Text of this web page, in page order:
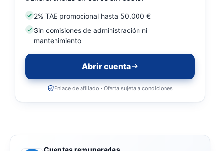
2% TAE promocional hasta 50.000 €
Sin comisiones de administración ni
mantenimiento
Abrir cuenta
Enlace de afiliado · Oferta sujeta a condiciones
Cuentas remuneradas